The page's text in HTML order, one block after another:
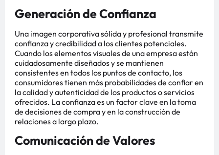
Generación de Confianza
Una imagen corporativa sólida y profesional transmite
confianza y credibilidad a los clientes potenciales.
Cuando los elementos visuales de una empresa están
cuidadosamente diseñados y se mantienen
consistentes en todos los puntos de contacto, los
consumidores tienen más probabilidades de confiar en
la calidad y autenticidad de los productos o servicios
ofrecidos. La confianza es un factor clave en la toma
de decisiones de compra y en la construcción de
relaciones a largo plazo.
Comunicación de Valores